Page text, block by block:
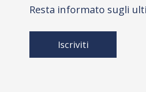
Resta informato sugli
Iscriviti